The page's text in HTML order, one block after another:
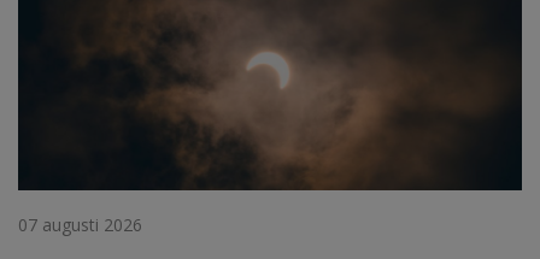
07 augusti 2026